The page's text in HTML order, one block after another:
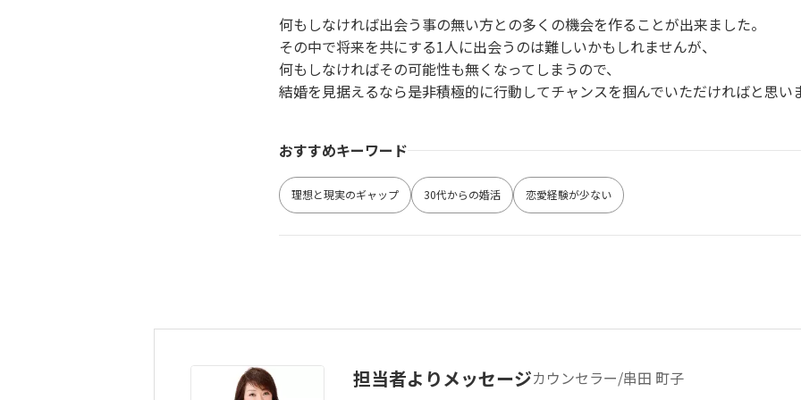
何もしなければ出会う事の無い方との多くの機会を作ることが出来ました。
その中で将来を共にする1人に出会うのは難しいかもしれませんが、
何もしなければその可能性も無くなってしまうので、
結婚を見据えるなら是非積極的に行動してチャンスを掴んでいただければと思い
おすすめキーワード
理想と現実のギャップ 30代からの婚活 恋愛経験が少ない
担当者よりメッセージカウンセラー/串田 町子